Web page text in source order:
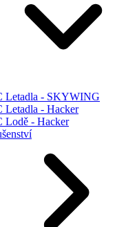
Letadla - SKYWING
Letadla - Hacker
Lodě - Hacker